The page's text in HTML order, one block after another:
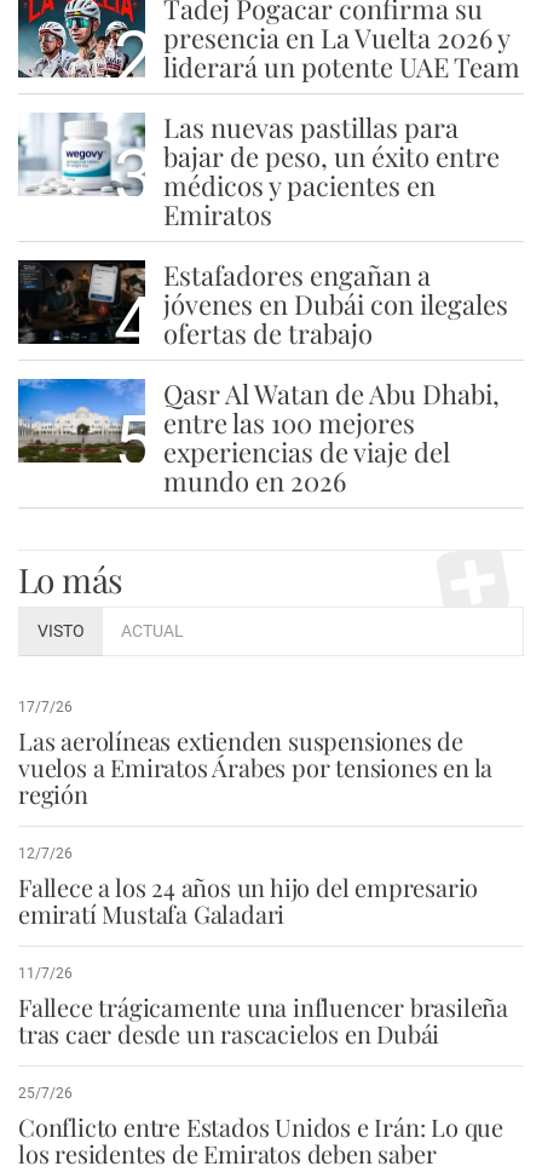
2
Tadej Pogacar confirma su
presencia en La Vuelta 2026 y
liderará un potente UAE Team
3
Las nuevas pastillas para
bajar de peso, un éxito entre
médicos y pacientes en
Emiratos
4
Estafadores engañan a
jóvenes en Dubái con ilegales
ofertas de trabajo
5
Qasr Al Watan de Abu Dhabi,
entre las 100 mejores
experiencias de viaje del
mundo en 2026
Lo más
VISTO ACTUAL
17/7/26
Las aerolíneas extienden suspensiones de
vuelos a Emiratos Árabes por tensiones en la
región
12/7/26
Fallece a los 24 años un hijo del empresario
emiratí Mustafa Galadari
11/7/26
Fallece trágicamente una influencer brasileña
tras caer desde un rascacielos en Dubái
25/7/26
Conflicto entre Estados Unidos e Irán: Lo que
los residentes de Emiratos deben saber